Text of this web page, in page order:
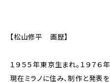
【松山修平 画歴】
１９５５年東京生まれ。１９７６
現在ミラノに住み、制作と発表